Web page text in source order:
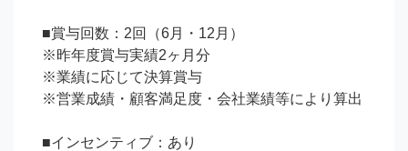
■賞与回数：2回（6月・12月）
※昨年度賞与実績2ヶ月分
※業績に応じて決算賞与
※営業成績・顧客満足度・会社業績等により算出
■インセンティブ：あり